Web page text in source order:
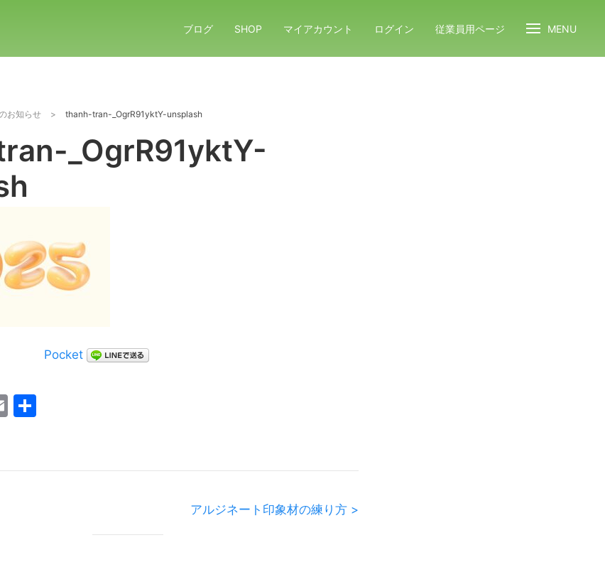
ブログ SHOP マイアカウント ログイン 従業員用ページ MENU
お知らせ > thanh-tran-_OgrR91yktY-unsplash
_OgrR91yktY-
Pocket
Email
アルジネート印象材の練り方 >